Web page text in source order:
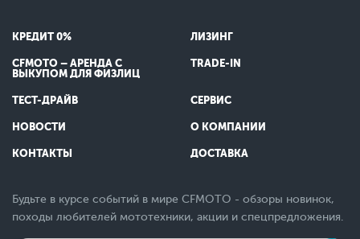
КРЕДИТ 0% ЛИЗИНГ
CFMOTO – АРЕНДА С
ВЫКУПОМ ДЛЯ ФИЗЛИЦ
TRADE-IN
ТЕСТ-ДРАЙВ СЕРВИС
НОВОСТИ О КОМПАНИИ
КОНТАКТЫ ДОСТАВКА
Будьте в курсе событий в мире CFMOTO - обзоры новинок,
походы любителей мототехники, акции и спецпредложения.